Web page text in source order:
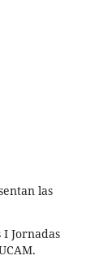
las
I Jornadas